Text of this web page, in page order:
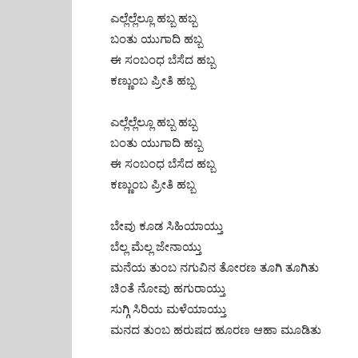
ಎಲ್ಲೆಲ್ಲೆಲ್ಲೂ ಹಬ್ಬ ಹಬ್ಬ
ಬಂತು ಯುಗಾದಿ ಹಬ್ಬ
ಈ ಸಂಬಂಧ ಬೆಸೆದ ಹಬ್ಬ
ಕಣ್ಣುಂಬ ಪ್ರೀತಿ ಹಬ್ಬ
ಎಲ್ಲೆಲ್ಲೆಲ್ಲೂ ಹಬ್ಬ ಹಬ್ಬ
ಬಂತು ಯುಗಾದಿ ಹಬ್ಬ
ಈ ಸಂಬಂಧ ಬೆಸೆದ ಹಬ್ಬ
ಕಣ್ಣುಂಬ ಪ್ರೀತಿ ಹಬ್ಬ
ಬೇವು ಕೂಡ ಸಿಹಿಯಾಯ್ತು
ಬೆಲ್ಲ ಮೆಲ್ಲ ಜೇನಾಯ್ತು
ಮನೆಯ ತುಂಬ ನಗುವಿನ ತೋರಣ ತೂಗಿ ತೂಗಿತು
ಚಿಂತೆ ನೋವು ಹಗುರಾಯ್ತು
ಸುಗ್ಗಿ ಸಿರಿಯ ಮಳೆಯಾಯ್ತು
ಮನದ ತುಂಬ ಹರುಷದ ಹೂರಣ ಆಹಾ ಮೂಡಿತು